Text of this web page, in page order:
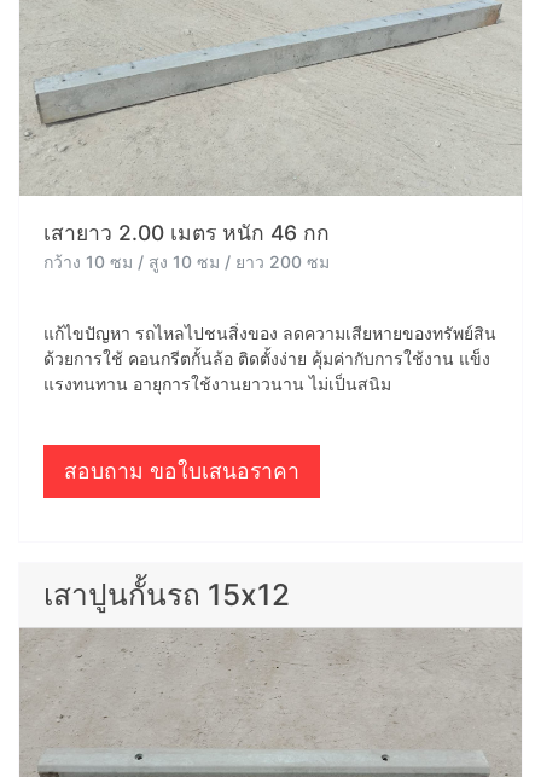
เสายาว 2.00 เมตร หนัก 46 กก
กว้าง 10 ซม / สูง 10 ซม / ยาว 200 ซม
แก้ไขปัญหา รถไหลไปชนสิ่งของ ลดความเสียหายของทรัพย์สิน
ด้วยการใช้ คอนกรีตกั้นล้อ ติดตั้งง่าย คุ้มค่ากับการใช้งาน แข็ง
แรงทนทาน อายุการใช้งานยาวนาน ไม่เป็นสนิม
สอบถาม ขอใบเสนอราคา
เสาปูนกั้นรถ 15x12